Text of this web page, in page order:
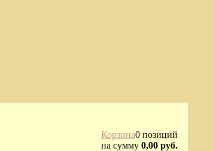
Корзина0 позиций
на сумму 0,00 руб.